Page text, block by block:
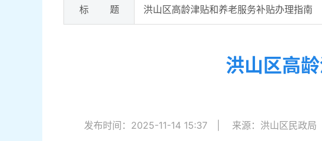
标 题 洪山区高龄津贴和养老服务补贴办理指南
洪山区高
发布时间：2025-11-14 15:37 来源：洪山区民政局